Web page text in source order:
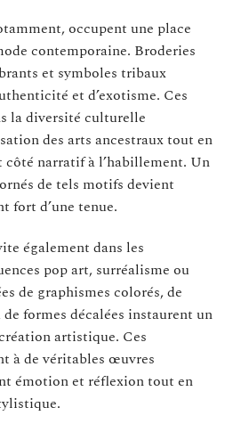
occupent une place
contemporaine. Broderies
et symboles tribaux
et d’exotisme. Ces
la diversité culturelle
des arts ancestraux tout en
narratif à l’habillement. Un
de tels motifs devient
fort d’une tenue.
également dans les
pop art, surréalisme ou
de graphismes colorés, de
formes décalées instaurent un
artistique. Ces
à de véritables œuvres
émotion et réflexion tout en